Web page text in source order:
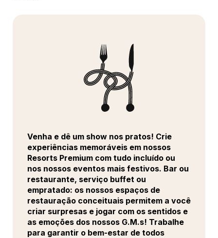
Venha e dê um show nos pratos! Crie
experiências memoráveis em nossos
Resorts Premium com tudo incluído ou
nos nossos eventos mais festivos. Bar ou
restaurante, serviço buffet ou
empratado: os nossos espaços de
restauração conceituais permitem a você
criar surpresas e jogar com os sentidos e
as emoções dos nossos G.M.s! Trabalhe
para garantir o bem-estar de todos